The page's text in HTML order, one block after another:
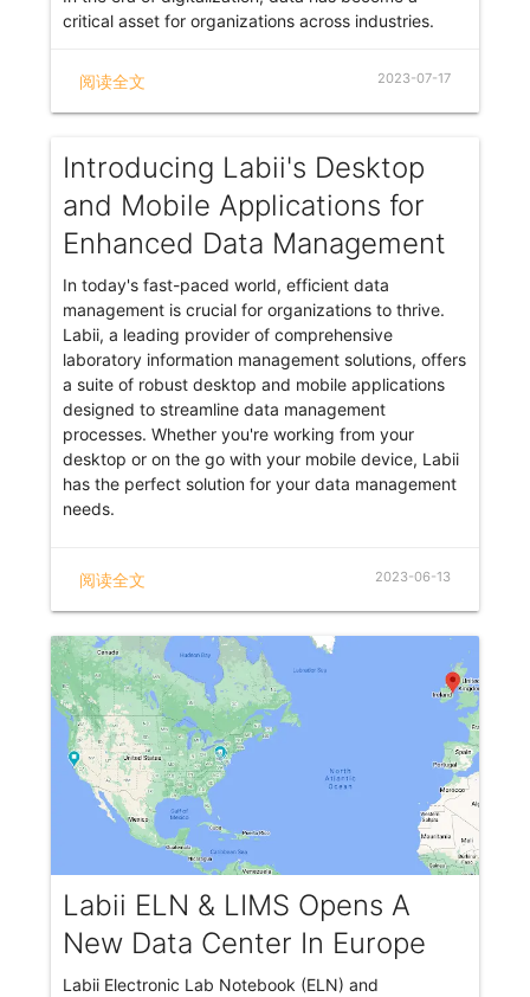
critical asset for organizations across industries.
top priority for businesses worldwide. To cater to
the diverse needs of companies, Labii, a leading
ELN and LIMS provider, has introduced an
latest offering, Labii empowers organizations to
host and manage their data entirely on their own
servers, providing enhanced control and security.
阅读全文 2023-07-17
Introducing Labii's Desktop
and Mobile Applications for
Enhanced Data Management
In today's fast-paced world, efficient data
management is crucial for organizations to thrive.
Labii, a leading provider of comprehensive
laboratory information management solutions, offers
a suite of robust desktop and mobile applications
designed to streamline data management
processes. Whether you're working from your
desktop or on the go with your mobile device, Labii
has the perfect solution for your data management
needs.
阅读全文 2023-06-13
Labii ELN & LIMS Opens A
New Data Center In Europe
Labii Electronic Lab Notebook (ELN) and